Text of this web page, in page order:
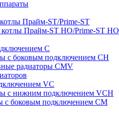
Прайм-ST/Prime-ST
Прайм-ST HO/Prime-ST HO
C
c боковым подключением CH
радиаторы CMV
VC
c нижним подключением VCH
с боковым подключением CM